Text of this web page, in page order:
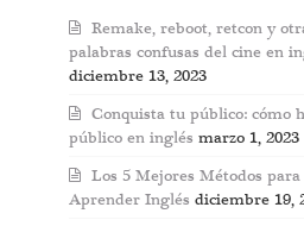
Remake, reboot, retcon y
palabras confusas del cine en
diciembre 13, 2023
Conquista tu público: cómo
público en inglés marzo 1, 2023
Los 5 Mejores Métodos para
Aprender Inglés diciembre 19,